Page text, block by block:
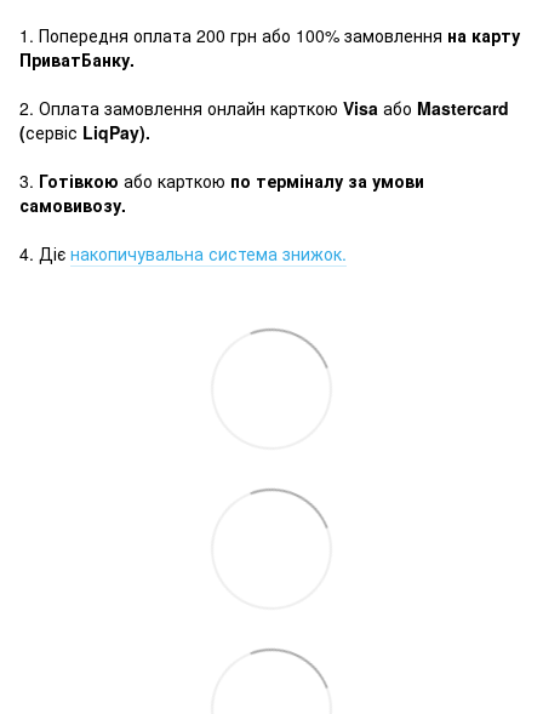
1. Попередня оплата 200 грн або 100% замовлення на карту
ПриватБанку.
2. Оплата замовлення онлайн карткою Visa або Mastercard
(сервіс LiqPay).
3. Готівкою або карткою по терміналу за умови
самовивозу.
4. Діє накопичувальна система знижок.